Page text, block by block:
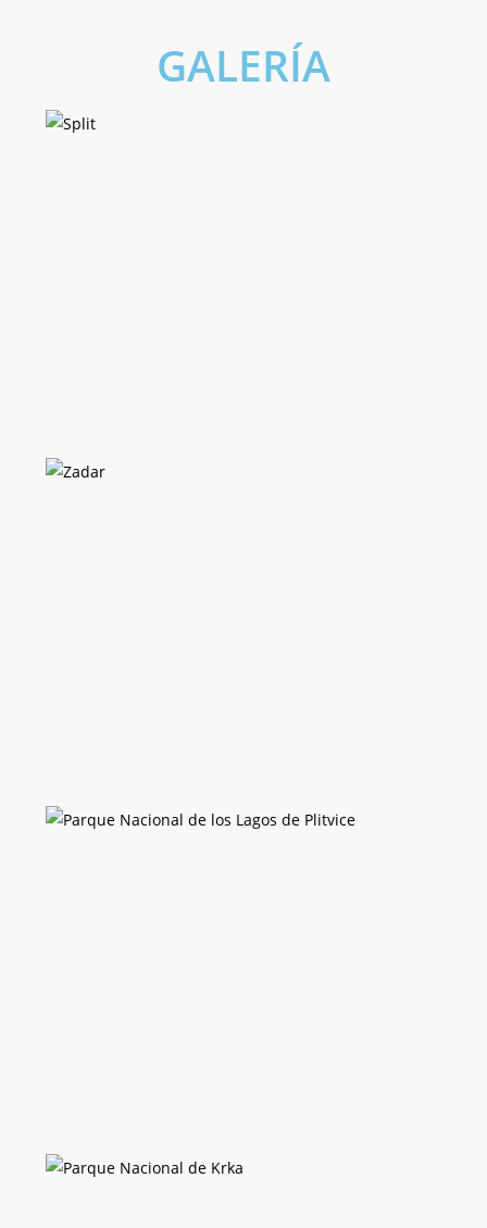
GALERÍA